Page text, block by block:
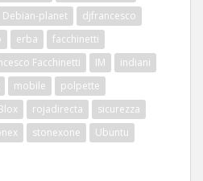
Debian-planet
djfrancesco
erba
facchinetti
Facchinetti IM
indiani
mobile
polpette
rojadirecta
sicurezza
stonexone
Ubuntu